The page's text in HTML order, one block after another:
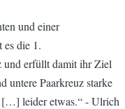
und einer
die 1.
und erfüllt damit ihr Ziel
untere Paarkreuz starke
[…] leider etwas.“ - Ulrich